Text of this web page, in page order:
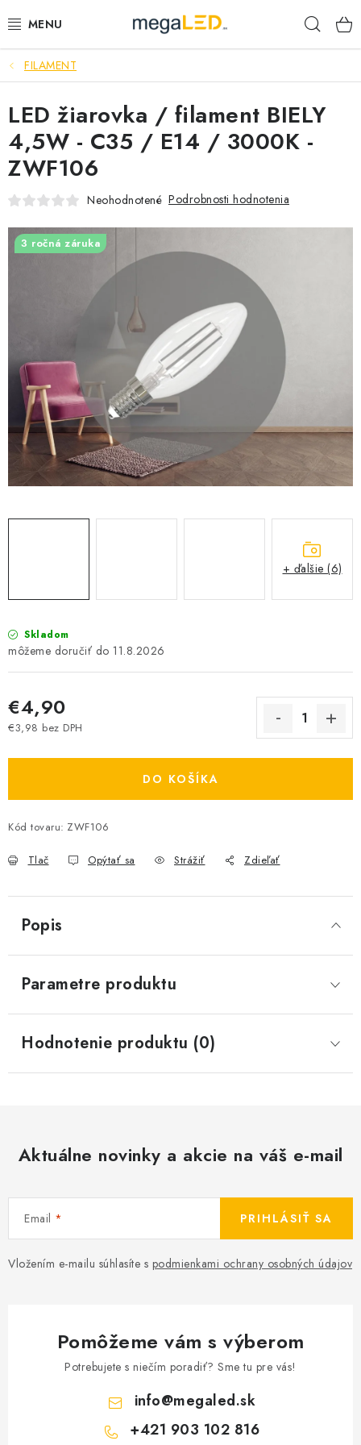
na
PRIEMYSEL
SVIETIDLÁ
ŽIAROVKY A TRUBICE
PRACOVNÉ SVIETIDLÁ
ELEKTROMATERIÁL
SAMSUNG SVIETIDLÁ
SOLÁRNE SYSTÉMY
SEZÓNNE VÝPREDAJE POĽNOPOTREBY
DOM A ZÁHRADA
OBCHODNÉ PODMIENKY
Obchodné podmienky
Podmienky ochrany osobných údajov
O nás - MEGALED & JANTON Zákamenné
Moja objednávka
FILAMENT
Skladom
11.8.2026
€4,90
€3,98 bez DPH
DO KOŠÍKA
Kód tovaru: ZWF106
Tlač Opýtať sa Strážiť Zdieľať
LED žiarovka / filament BIELY
4,5W - C35 / E14 / 3000K -
ZWF106
Neohodnotené Podrobnosti hodnotenia
3 ročná záruka
+ ďalšie (6)
Popis
Parametre produktu
Hodnotenie produktu (0)
Aktuálne novinky a akcie na váš e-mail
Email
Vložením e-mailu súhlasíte s podmienkami ochrany osobných údajov
PRIHLÁSIŤ SA
Pomôžeme vám s výberom
Potrebujete s niečím poradiť? Sme tu pre vás!
info@megaled.sk
+421 903 102 816